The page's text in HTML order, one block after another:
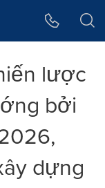
lược
bởi
dựng